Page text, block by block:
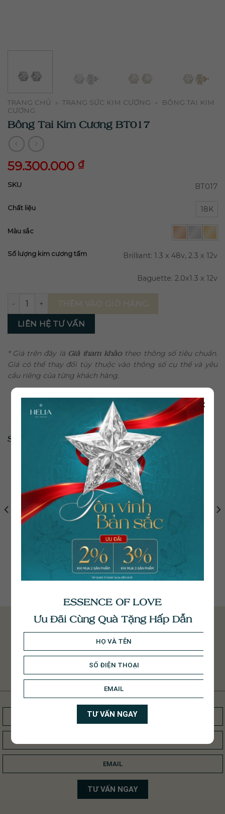
TRANG CHỦ » TRANG SỨC KIM CƯƠNG »
BÔNG TAI KIM
CƯƠNG
Bông Tai Kim Cương BT017
59.300.000 ₫
59.300.000
SKU BT017
Chất liệu 18K
Màu sắc
Số lượng kim cương tấm Brilliant: 1.3 x 48v, 2.3 x 12v
Baguette: 2.0x1.3 x 12v
Bông Tai Kim Cương BT017 số lượng
LIÊN HỆ TƯ VẤN
* Giá trên đây là Giá tham khảo theo thông số tiêu chuẩn.
Giá có thể thay đổi tùy thuộc vào thông số cụ thể và yêu
cầu riêng của từng khách hàng.
SẢN PHẨM TƯƠNG TỰ
Bông Tai Kim Cương
BT046
96.500.000₫
Bông Tai Kim Cương
Infinity N BT141
43.100.000₫
NHẬN TƯ VẤN TỪ HELIA
Đăng ký ngay để nhận tư vấn từ chúng tôi.
×
ESSENCE OF LOVE
Ưu Đãi Cùng Quà Tặng Hấp Dẫn